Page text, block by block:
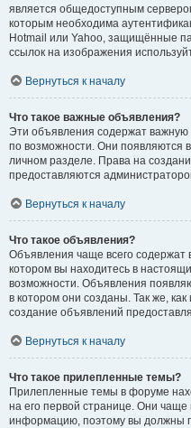
является общедоступным
которым необходима
Hotmail или Yahoo, защищённые
ссылок на изображения
Вернуться к началу
Что такое важные объявления?
Эти объявления содержат
по возможности. Они появляются
личном разделе. Права на
предоставляются
Вернуться к началу
Что такое объявления?
Объявления чаще всего
котором вы находитесь в
возможности. Объявления
в котором они созданы. Так же,
создание объявлений
Вернуться к началу
Что такое прилепленные темы?
Прилепленные темы в форуме
на его первой странице. Они чаще
информацию, поэтому вы должны